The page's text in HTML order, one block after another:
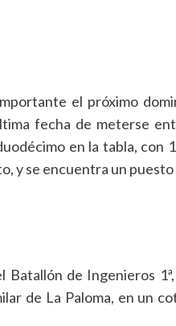
el próximo
fecha de meterse
en la tabla, con
y se encuentra un puesto
Batallón de Ingenieros
de La Paloma, en un